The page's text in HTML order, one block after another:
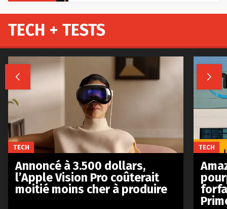
TECH + TESTS
 
TECH
Annoncé à 3.500 dollars,
l’Apple Vision Pro coûterait
moitié moins cher à produire
TECH